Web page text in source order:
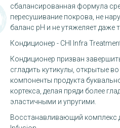
сбалансированная формула
пересушивание покрова, не
баланс pH и не утяжеляет даже
Кондиционер - CHI Infra
Кондиционер призван
сгладить кутикулы, открытые
компоненты продукта
кортекса, делая пряди более
эластичными и упругими.
Восстанавливающий комплекс